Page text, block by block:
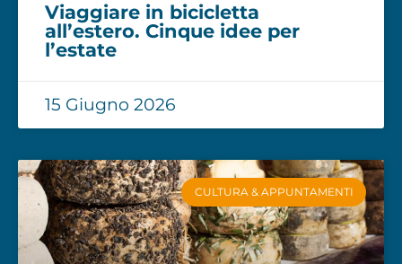
Viaggiare in bicicletta
all’estero. Cinque idee per
l’estate
15 Giugno 2026
CULTURA & APPUNTAMENTI